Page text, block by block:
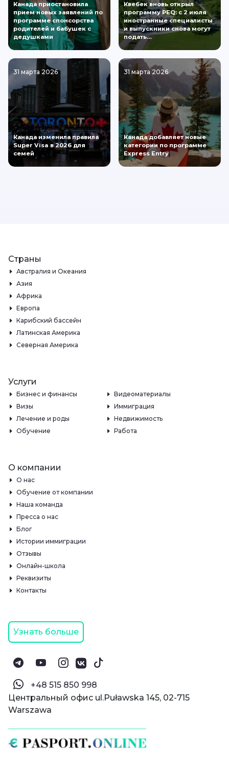
Канада приостановила
прием новых заявлений по
программе спонсорства
родителей и бабушек с
дедушками
Квебек вновь открыл
программу PEQ: с 2 июля
иностранные специалисты
и выпускники снова могут
подать…
31 марта 2026
Канада изменила правила
Super Visa в 2026 для
семей
31 марта 2026
Канада добавляет новые
категории по программе
Express Entry
Страны
Австралия и Океания
Азия
Африка
Европа
Карибский бассейн
Латинская Америка
Северная Америка
Услуги
Бизнес и финансы
Видеоматериалы
Визы
Иммиграция
Лечение и роды
Недвижимость
Обучение
Работа
О компании
О нас
Обучение от компании
Наша команда
Пресса о нас
Блог
Истории иммиграции
Отзывы
Онлайн-школа
Реквизиты
Контакты
Узнать больше
‪+48 515 850 998‬
Центральный офис ul.Puławska 145, 02-715
Warszawa